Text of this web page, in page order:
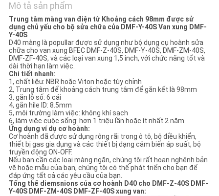
SƠ
ĐỒ
TRANG
WEB
CHÍNH
SÁCH
BẢO
MẬT
Mô tả sản phẩm
Trung tâm màng van điện từ Khoảng cách 98mm được sử
dụng chủ yếu cho bộ sửa chữa của DMF-Y-40S Van xung DMF-
Y-40S
D40 màng là popullar được sử dụng như bộ dụng cụ hoành sửa
chữa cho van xung BFEC DMF-Z-40S, DMF-Y-40S, DMF-ZM-40S,
DMF-ZF-40S, và các loại van xung 1,5 inch, với chức năng tốt và
dài thời hạn làm việc.
Chi tiết nhanh:
1, chất liệu: NBR hoặc Viton hoặc tùy chỉnh
2, Trung tâm để khoảng cách trung tâm để gắn kết là 98mm
3, gắn lỗ số: 6 cái
4, gắn hile ID: 8.5mm
5, môi trường làm việc: không khí sạch
6, làm việc cuộc sống: hơn 1 triệu lần hoặc ít nhất 2 năm
Ứng dụng ví dụ cơ hoành:
Cơ hoành đã được sử dụng rộng rãi trong ô tô, bộ điều khiển,
thiết bị gas gia dụng và các thiết bị dạng cảm biến áp suất, bộ
truyền động ON-OFF.
Nếu bạn cần các loại màng ngăn, chúng tôi rất hoan nghênh bản
vẽ hoặc mẫu của bạn, chúng tôi có thể phát triển cho bạn để
đáp ứng tất cả các yêu cầu của bạn.
Tổng thể diemsnions của cơ hoành D40 cho DMF-Z-40S DMF-
Y-40S DMF-ZM-40S DMF-ZF-40S xung van: